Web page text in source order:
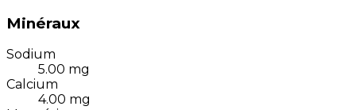
Minéraux
Sodium
5.00 mg
Calcium
4.00 mg